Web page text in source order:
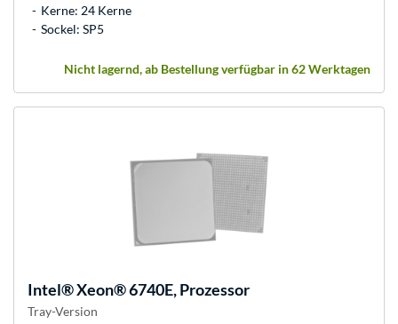
Kerne: 24 Kerne
Sockel: SP5
Nicht lagernd, ab Bestellung verfügbar in 62 Werktagen
Intel®Xeon® 6740E, Prozessor
Tray-Version